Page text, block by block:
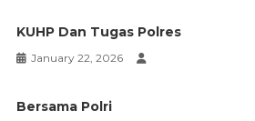
KUHP Dan Tugas Polres
January 22, 2026
Bersama Polri